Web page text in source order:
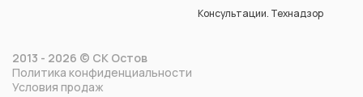
Консультации. Технадзор
2013 - 2026 © СК Остов
Политика конфиденциальности
Условия продаж